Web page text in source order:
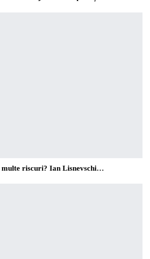
riscuri? Ian Lisnevschi…